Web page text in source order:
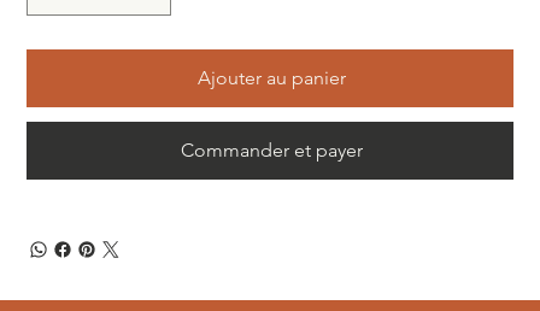
Ajouter au panier
Commander et payer